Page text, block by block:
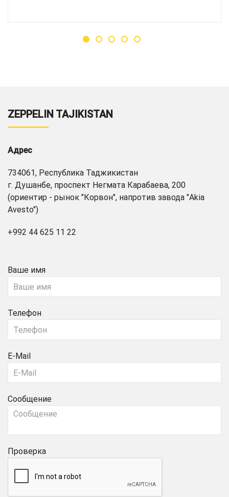
ZEPPELIN TAJIKISTAN
Адрес
734061, Республика Таджикистан
г. Душанбе, проспект Негмата Карабаева, 200
(ориентир - рынок "Корвон", напротив завода "Akia
Avesto")
+992 44 625 11 22
Ваше имя
Телефон
E-Mail
Сообщение
Проверка